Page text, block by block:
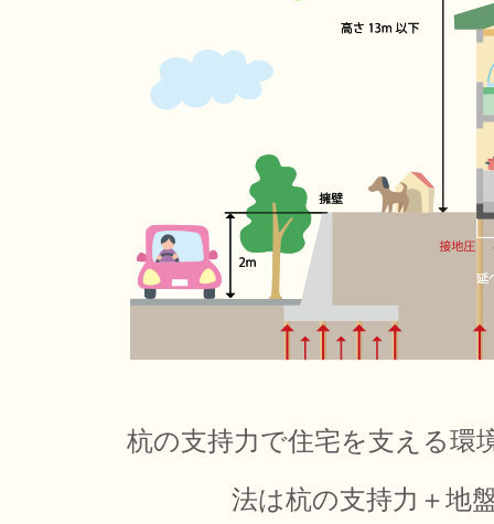
杭の支持力で住宅を支える環
法は杭の支持力＋地